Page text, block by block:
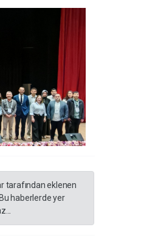
tarafından eklenen
haberlerde yer